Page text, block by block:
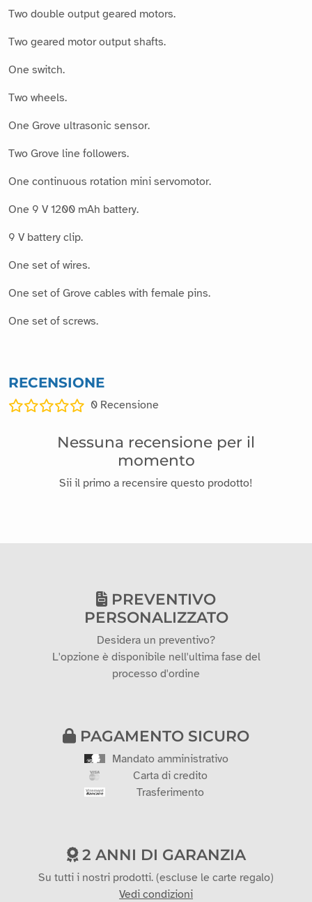
Two double output geared motors.
Two geared motor output shafts.
One switch.
Two wheels.
One Grove ultrasonic sensor.
Two Grove line followers.
One continuous rotation mini servomotor.
One 9 V 1200 mAh battery.
9 V battery clip.
One set of wires.
One set of Grove cables with female pins.
One set of screws.
RECENSIONE
0 Recensione
Nessuna recensione per il
momento
Sii il primo a recensire questo prodotto!
PREVENTIVO
PERSONALIZZATO
Desidera un preventivo?
L'opzione è disponibile nell'ultima fase del
processo d'ordine
PAGAMENTO SICURO
Mandato amministrativo
Carta di credito
Trasferimento
2 ANNI DI GARANZIA
Su tutti i nostri prodotti. (escluse le carte regalo)
Vedi condizioni